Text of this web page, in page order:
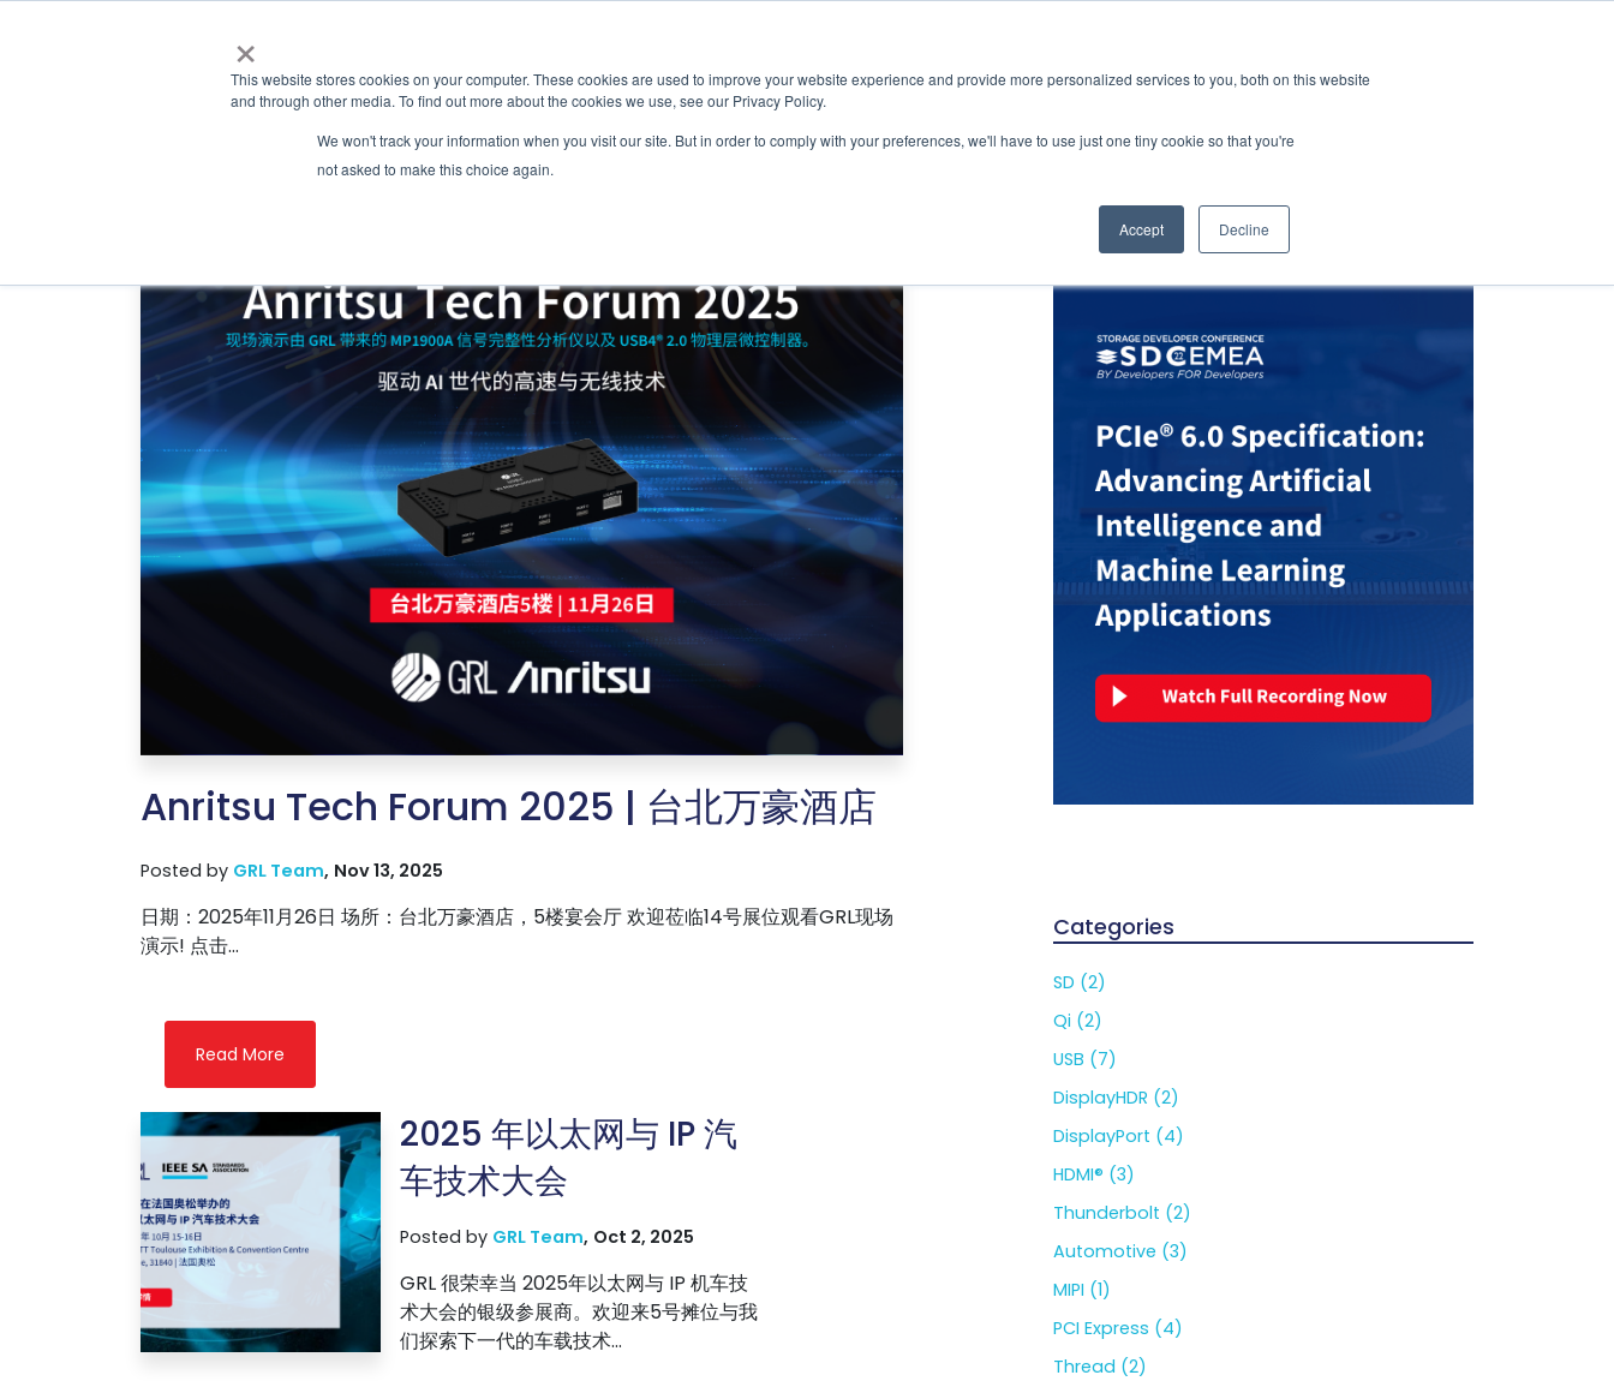
×
This website stores cookies on your computer. These cookies are used to improve your website experience and provide more personalized services to you, both on this website
and through other media. To find out more about the cookies we use, see our Privacy Policy.
We won't track your information when you visit our site. But in order to comply with your preferences, we'll have to use just one tiny cookie so that you're
not asked to make this choice again.
Accept Decline
应用 市场准入服务
Anritsu Tech Forum 2025 | 台北万豪酒店
Posted by GRL Team, Nov 13, 2025
日期：2025年11月26日 场所：台北万豪酒店，5楼宴会厅 欢迎莅临14号展位观看GRL现场
演示! 点击...
Read More
2025 年以太网与 IP 汽
车技术大会
Posted by GRL Team, Oct 2, 2025
GRL 很荣幸当 2025年以太网与 IP 机车技
术大会的银级参展商。欢迎来5号摊位与我
们探索下一代的车载技术...
Categories
SD (2)
Qi (2)
USB (7)
DisplayHDR (2)
DisplayPort (4)
HDMI® (3)
Thunderbolt (2)
Automotive (3)
MIPI (1)
PCI Express (4)
Thread (2)